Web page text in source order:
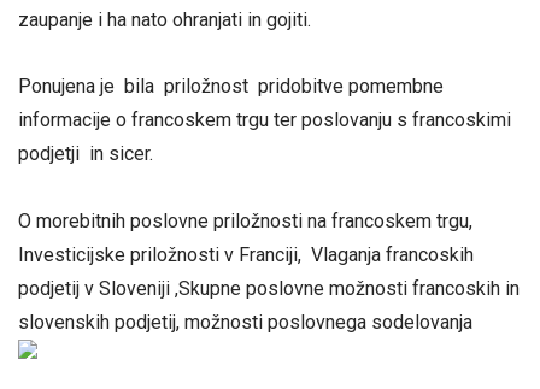
zaupanje i ha nato ohranjati in gojiti.
Ponujena je bila priložnost pridobitve pomembne
informacije o francoskem trgu ter poslovanju s francoskimi
podjetji in sicer.
O morebitnih poslovne priložnosti na francoskem trgu,
Investicijske priložnosti v Franciji, Vlaganja francoskih
podjetij v Sloveniji ,Skupne poslovne možnosti francoskih in
slovenskih podjetij, možnosti poslovnega sodelovanja